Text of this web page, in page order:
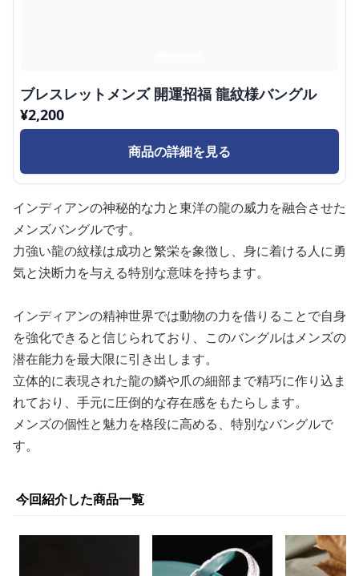
ブレスレットメンズ 開運招福 龍紋様バングル
¥2,200
商品の詳細を見る
インディアンの神秘的な力と東洋の龍の威力を融合させた
メンズバングルです。
力強い龍の紋様は成功と繁栄を象徴し、身に着ける人に勇
気と決断力を与える特別な意味を持ちます。
インディアンの精神世界では動物の力を借りることで自身
を強化できると信じられており、このバングルはメンズの
潜在能力を最大限に引き出します。
立体的に表現された龍の鱗や爪の細部まで精巧に作り込ま
れており、手元に圧倒的な存在感をもたらします。
メンズの個性と魅力を格段に高める、特別なバングルで
す。
今回紹介した商品一覧